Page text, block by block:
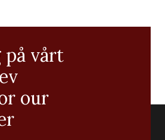
på vårt
our